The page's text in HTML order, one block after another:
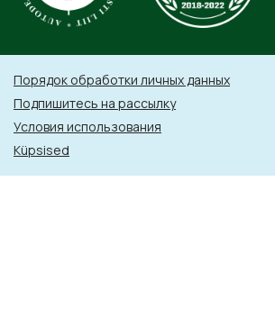
Порядок обработки личных данных
Подпишитесь на рассылку
Условия использования
Küpsised